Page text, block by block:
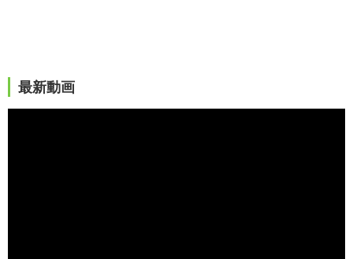
最新動画